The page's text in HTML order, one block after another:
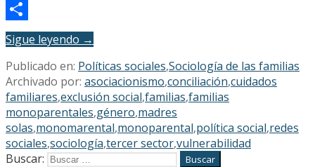
Email
Compartir
Sigue leyendo →
Publicado en: Políticas sociales,Sociología de las familias
Archivado por: asociacionismo,conciliación,cuidados
familiares,exclusión social,familias,familias
monoparentales,género,madres
solas,monomarental,monoparental,política social,redes
sociales,sociología,tercer sector,vulnerabilidad
Buscar: